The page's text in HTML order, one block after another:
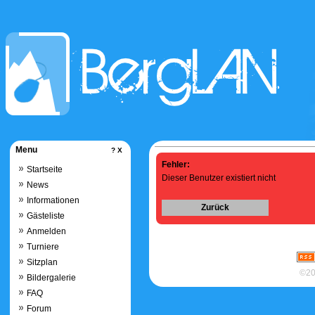
Fehler:
Dieser Benutzer existiert nicht
Zurück
Menu ? X
Startseite
News
Informationen
Gästeliste
Anmelden
Turniere
Sitzplan
Bildergalerie
FAQ
Forum